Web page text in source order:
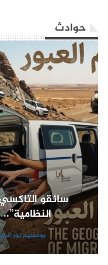
حوادث
سائقو
بوقسيم نور